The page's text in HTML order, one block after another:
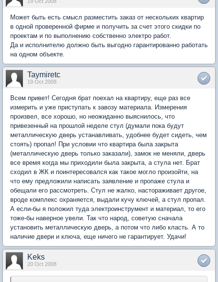
Может быть есть смысл разместить заказ от нескольких квартир
в одной проверенной фирме и получить за счет этого скидки по
проектам и по выполнению собственно электро работ.
Да и исполнителю должно быть выгодно гарантированно работать
на одном объекте.
Taymiretc
19 Oct 2008
Всем привет! Сегодня брат поехал на квартиру, еще раз все
измерить и уже приступать к завозу материала. Измерения
произвел, все хорошо, но неожиданно выяснилось, что
привезенный на прошлой неделе стул (думали пока будут
металлическую дверь устанавливать, удобнее будет сидеть, чем
стоять) пропал! При условии что квартира была закрыта
(металлическую дверь только заказали), замок не меняли, дверь
все время когда мы приходили была закрыта, а стула нет. Брат
сходил в ЖК и поинтересовался как такое могло произойти, на
что ему предложили написать заявление и пропаже стула и
обещали его рассмотреть. Стул не жалко, настораживает другое,
вроде комплекс охраняется, выдали кучу ключей, а стул пропал.
А если-бы я положил туда электроинструмент и материал, то его
тоже-бы наверное увели. Так что народ, советую сначала
установить металлическую дверь, а потом что либо класть. А то
наличие двери и ключа, еще ничего не гарантирует. Удачи!
Keks
20 Oct 2008